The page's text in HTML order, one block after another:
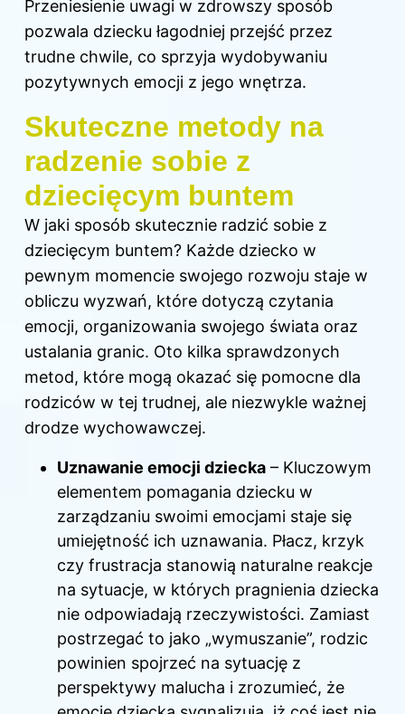
Przeniesienie uwagi w zdrowszy sposób
pozwala dziecku łagodniej przejść przez
trudne chwile, co sprzyja wydobywaniu
pozytywnych emocji z jego wnętrza.
Skuteczne metody na
radzenie sobie z
dziecięcym buntem
W jaki sposób skutecznie radzić sobie z
dziecięcym buntem? Każde dziecko w
pewnym momencie swojego rozwoju staje w
obliczu wyzwań, które dotyczą czytania
emocji, organizowania swojego świata oraz
ustalania granic. Oto kilka sprawdzonych
metod, które mogą okazać się pomocne dla
rodziców w tej trudnej, ale niezwykle ważnej
drodze wychowawczej.
Uznawanie emocji dziecka – Kluczowym
elementem pomagania dziecku w
zarządzaniu swoimi emocjami staje się
umiejętność ich uznawania. Płacz, krzyk
czy frustracja stanowią naturalne reakcje
na sytuacje, w których pragnienia dziecka
nie odpowiadają rzeczywistości. Zamiast
postrzegać to jako „wymuszanie”, rodzic
powinien spojrzeć na sytuację z
perspektywy malucha i zrozumieć, że